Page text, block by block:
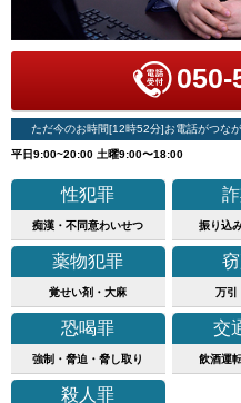
050-
ただ今のお時間[12時52分]お電話がつなが
平日9:00~20:00 土曜9:00〜18:00
性犯罪
痴漢・不同意わいせつ 振り込
薬物犯罪
覚せい剤・大麻 万引
恐喝罪
強制・脅迫・脅し取り
交
飲酒運
殺人罪